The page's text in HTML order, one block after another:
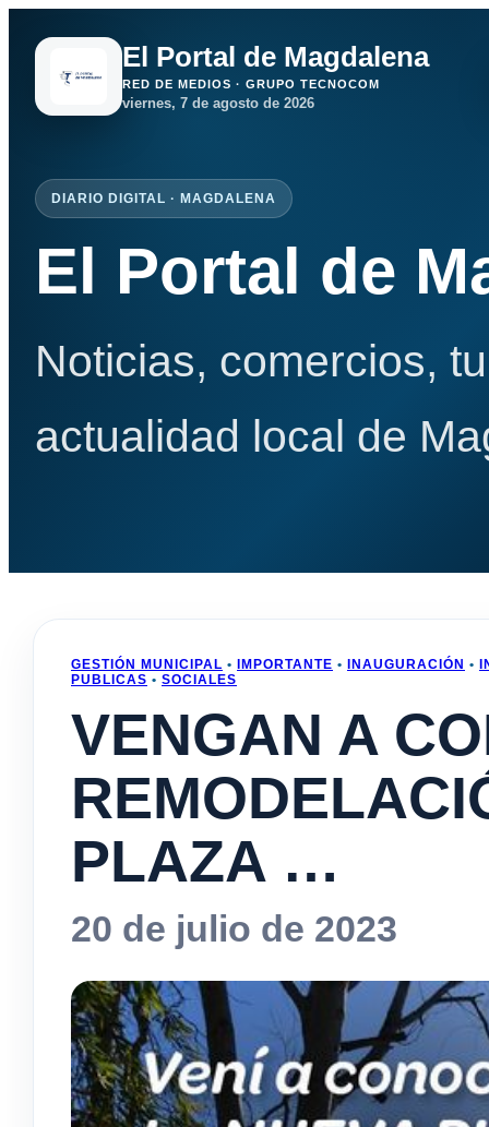
El Portal de Magdalena
RED DE MEDIOS · GRUPO TECNOCOM
viernes, 7 de agosto de 2026
DIARIO DIGITAL · MAGDALENA
El Portal de
Noticias, comercios,
actualidad local de
GESTIÓN MUNICIPAL • IMPORTANTE • INAUGURACIÓN •
PUBLICAS • SOCIALES
VENGAN A
PLAZA …
20 de julio de 2023